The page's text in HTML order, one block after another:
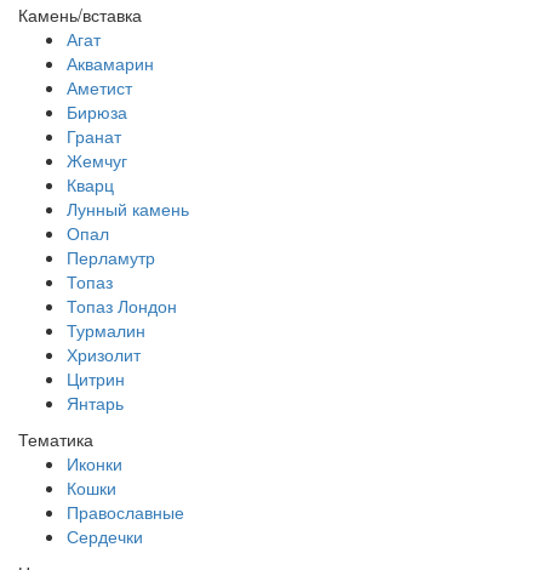
Камень/вставка
Агат
Аквамарин
Аметист
Бирюза
Гранат
Жемчуг
Кварц
Лунный камень
Опал
Перламутр
Топаз
Топаз Лондон
Турмалин
Хризолит
Цитрин
Янтарь
Тематика
Иконки
Кошки
Православные
Сердечки